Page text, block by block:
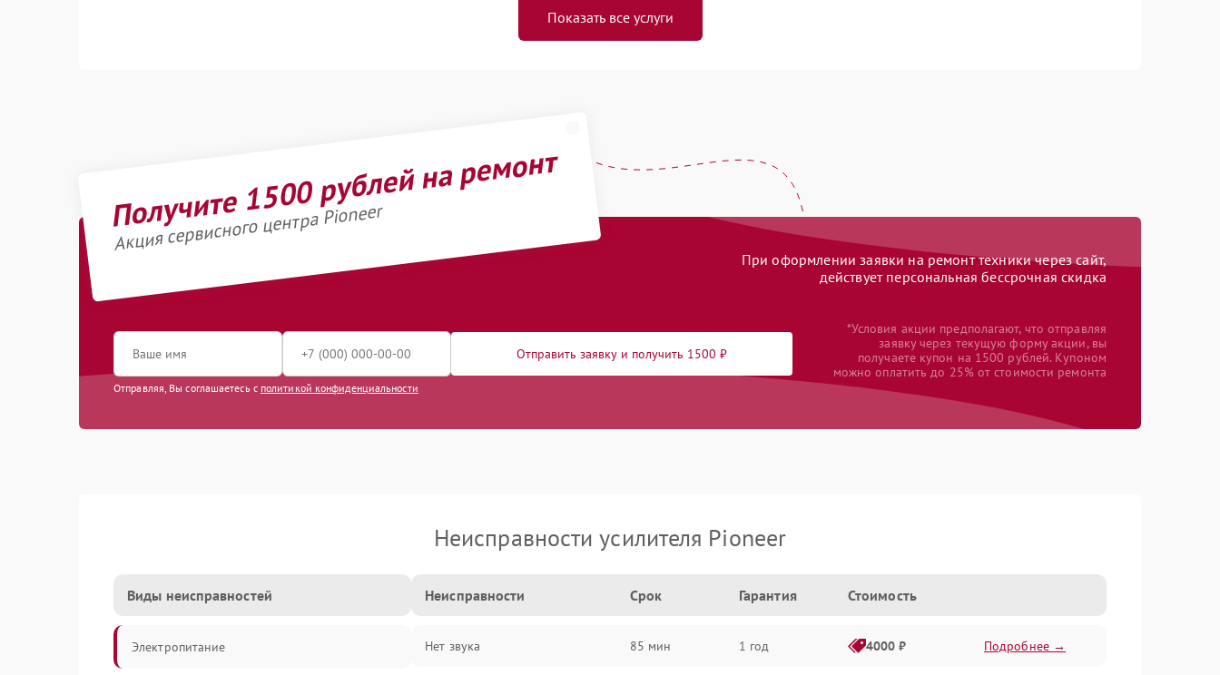
Показать все услуги
Получите 1500 рублей на ремонт
Акция сервисного центра Pioneer
При оформлении заявки на ремонт техники через сайт,
действует персональная бессрочная скидка
Отправить заявку и получить 1500 ₽
Отправляя, Вы соглашаетесь с политикой конфиденциальности
*Условия акции предполагают, что отправляя
заявку через текущую форму акции, вы
получаете купон на 1500 рублей. Купоном
можно оплатить до 25% от стоимости ремонта
Неисправности усилителя Pioneer
Виды неисправностей
Электропитание
Неисправности Срок Гарантия Стоимость
Нет звука 85 мин 1 год 4000 ₽ Подробнее →